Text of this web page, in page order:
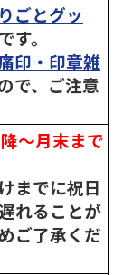
ごとグッ
す。
印・印章雑
で、ご注意
～月末まで
までに祝日
れることが
ご了承くだ